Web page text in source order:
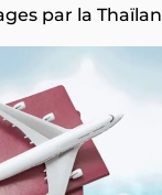
par la